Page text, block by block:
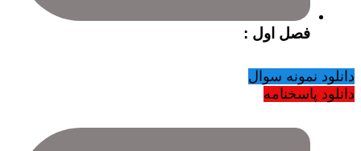
فصل اول :
دانلود نمونه سوال
دانلود پاسخنامه